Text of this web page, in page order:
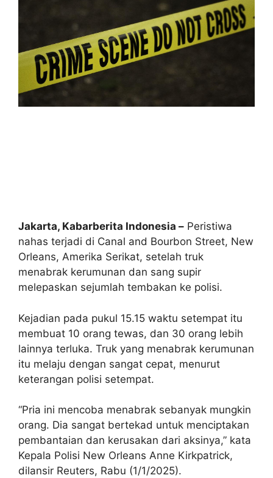
Jakarta, Kabarberita Indonesia – Peristiwa
nahas terjadi di Canal and Bourbon Street, New
Orleans, Amerika Serikat, setelah truk
menabrak kerumunan dan sang supir
melepaskan sejumlah tembakan ke polisi.
Kejadian pada pukul 15.15 waktu setempat itu
membuat 10 orang tewas, dan 30 orang lebih
lainnya terluka. Truk yang menabrak kerumunan
itu melaju dengan sangat cepat, menurut
keterangan polisi setempat.
“Pria ini mencoba menabrak sebanyak mungkin
orang. Dia sangat bertekad untuk menciptakan
pembantaian dan kerusakan dari aksinya,” kata
Kepala Polisi New Orleans Anne Kirkpatrick,
dilansir Reuters, Rabu (1/1/2025).